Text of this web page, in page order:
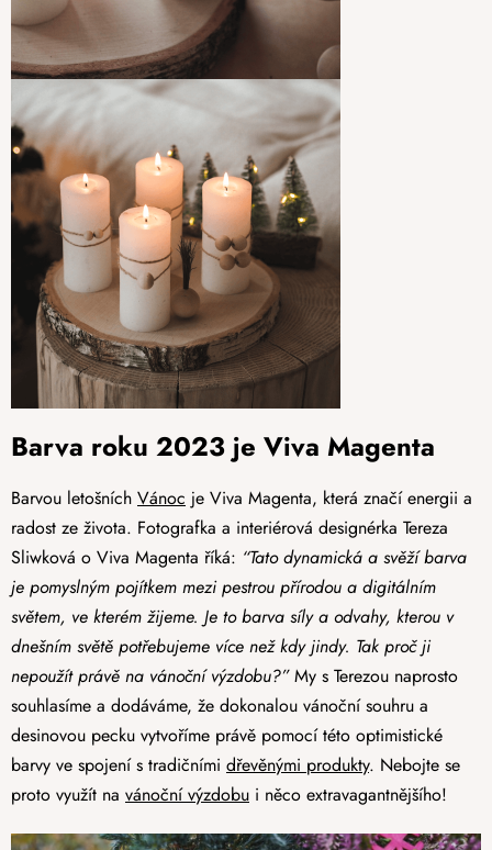
Barva roku 2023 je Viva Magenta
Barvou letošních Vánoc je Viva Magenta, která značí energii a
radost ze života. Fotografka a interiérová designérka Tereza
Sliwková o Viva Magenta říká: “Tato dynamická a svěží barva
je pomyslným pojítkem mezi pestrou přírodou a digitálním
světem, ve kterém žijeme. Je to barva síly a odvahy, kterou v
dnešním světě potřebujeme více než kdy jindy. Tak proč ji
nepoužít právě na vánoční výzdobu?”My s Terezou naprosto
souhlasíme a dodáváme, že dokonalou vánoční souhru a
desinovou pecku vytvoříme právě pomocí této optimistické
barvy ve spojení s tradičními dřevěnými produkty. Nebojte se
proto využít na vánoční výzdobu i něco extravagantnějšího!